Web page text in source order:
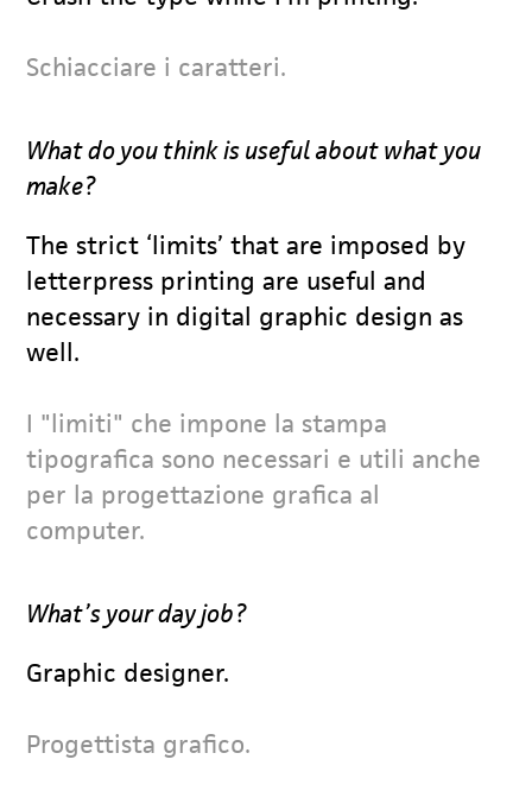
Schiacciare i caratteri.
What do you think is useful about what you
make?
The strict ‘limits’ that are imposed by
letterpress printing are useful and
necessary in digital graphic design as
well.
I "limiti" che impone la stampa
tipografica sono necessari e utili anche
per la progettazione grafica al
computer.
What’s your day job?
Graphic designer.
Progettista grafico.